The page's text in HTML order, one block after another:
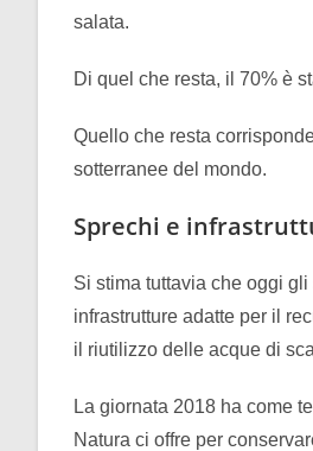
salata.
Di quel che resta, il 70% è
Quello che resta
sotterranee del mondo.
Sprechi e
Si stima tuttavia che oggi
infrastrutture adatte per il
il riutilizzo delle acque di
La giornata 2018 ha come
Natura ci offre per